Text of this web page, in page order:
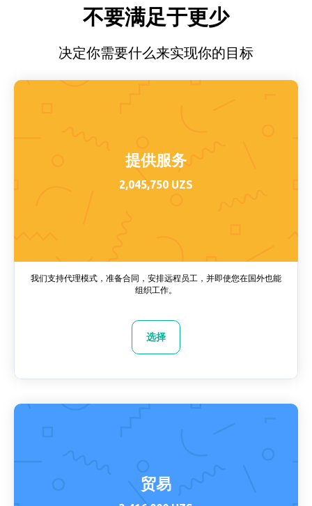
不要满足于更少
决定你需要什么来实现你的目标
提供服务
2,045,750 UZS
我们支持代理模式，准备合同，安排远程员工，并即使您在国外也能
组织工作。
选择
贸易